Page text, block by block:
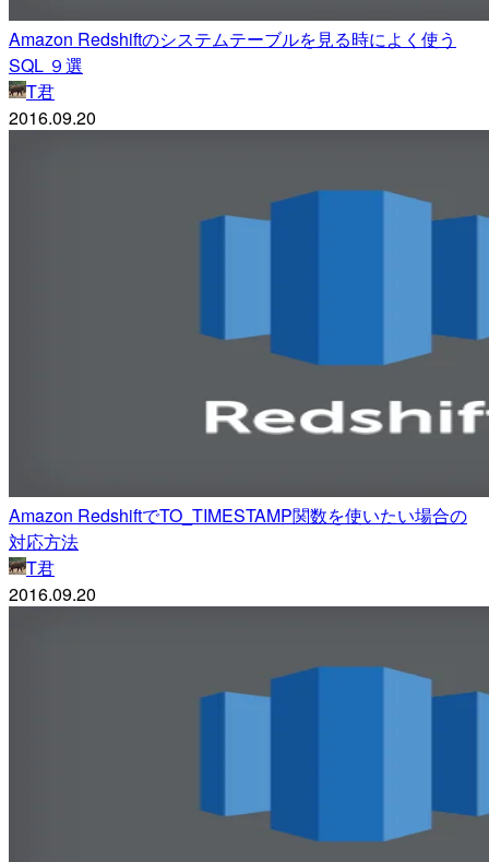
Amazon Redshiftのシステムテーブルを見る時によく使う
SQL ９選
T君
2016.09.20
Amazon RedshiftでTO_TIMESTAMP関数を使いたい場合の
対応方法
T君
2016.09.20